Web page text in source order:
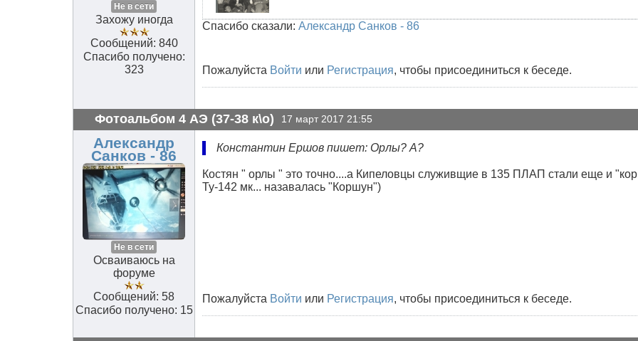
Не в сети
Захожу иногда
Сообщений: 840
Спасибо получено:
323
Спасибо сказали: Александр Санков - 86
Пожалуйста Войти или Регистрация, чтобы присоединиться к беседе.
Фотоальбом 4 АЭ (37-38 к\о) 17 март 2017 21:55
Александр
Санков - 86
Не в сети
Осваиваюсь на
форуме
Сообщений: 58
Спасибо получено: 15
Константин Ершов пишет: Орлы? А?
Костян " орлы " это точно....а Кипеловцы служивщие в 135 ПЛАП стали еще и
Ту-142 мк... назавалась "Коршун")
Пожалуйста Войти или Регистрация, чтобы присоединиться к беседе.